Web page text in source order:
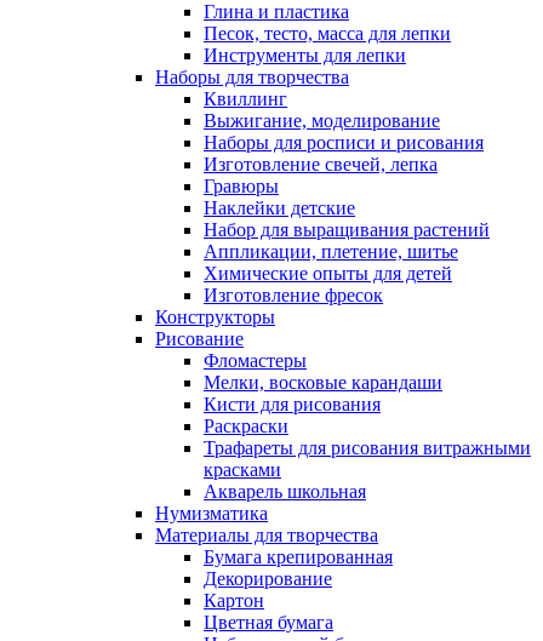
Глина и пластика
Песок, тесто, масса для лепки
Инструменты для лепки
Наборы для творчества
Квиллинг
Выжигание, моделирование
Наборы для росписи и рисования
Изготовление свечей, лепка
Гравюры
Наклейки детские
Набор для выращивания растений
Аппликации, плетение, шитье
Химические опыты для детей
Изготовление фресок
Конструкторы
Рисование
Фломастеры
Мелки, восковые карандаши
Кисти для рисования
Раскраски
Трафареты для рисования витражными
красками
Акварель школьная
Нумизматика
Материалы для творчества
Бумага крепированная
Декорирование
Картон
Цветная бумага